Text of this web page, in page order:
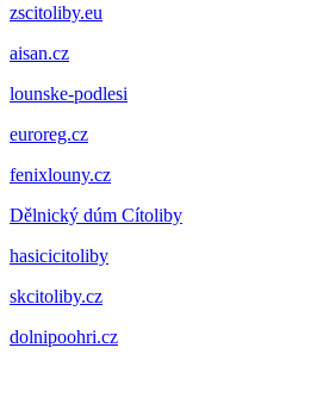
zscitoliby.eu
aisan.cz
lounske-podlesi
euroreg.cz
fenixlouny.cz
Dělnický dúm Cítoliby
hasicicitoliby
skcitoliby.cz
dolnipoohri.cz